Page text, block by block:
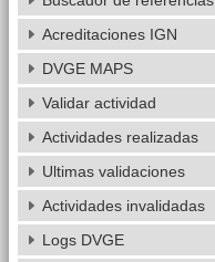
Acreditaciones IGN
DVGE MAPS
Validar actividad
Actividades realizadas
Ultimas validaciones
Actividades invalidadas
Logs DVGE